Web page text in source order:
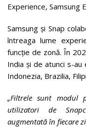
Experience, Samsung
Samsung și Snap
întreaga lume
funcție de zonă. În
India și de atunci s-au
Indonezia, Brazilia,
„Filtrele sunt modul
utilizatori de
augmentată în fiecare